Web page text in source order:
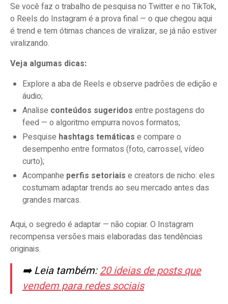
Se você faz o trabalho de pesquisa no Twitter e no TikTok,
o Reels do Instagram é a prova final — o que chegou aqui
é trend e tem ótimas chances de viralizar, se já não estiver
viralizando.
Veja algumas dicas:
Explore a aba de Reels e observe padrões de edição e
áudio;
Analise conteúdos sugeridos entre postagens do
feed — o algoritmo empurra novos formatos;
Pesquise hashtags temáticas e compare o
desempenho entre formatos (foto, carrossel, vídeo
curto);
Acompanhe perfis setoriais e creators de nicho: eles
costumam adaptar trends ao seu mercado antes das
grandes marcas.
Aqui, o segredo é adaptar — não copiar. O Instagram
recompensa versões mais elaboradas das tendências
originais.
➡️ Leia também:20 ideias de posts que
vendem para redes sociais